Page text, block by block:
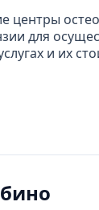
центры
для
и их